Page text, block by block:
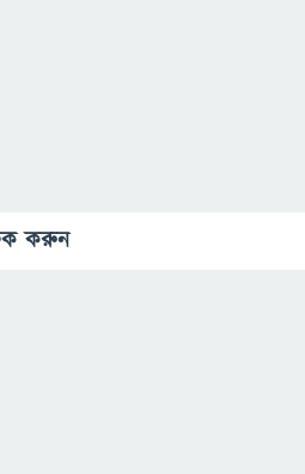
করুন